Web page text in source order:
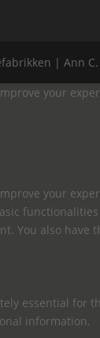
| Ann
your
your
You also have
essential for
information.